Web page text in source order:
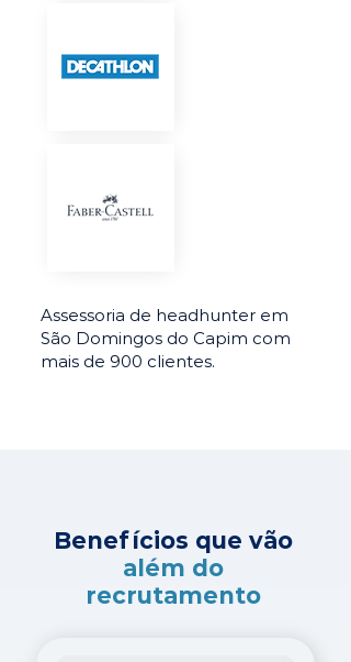
Assessoria de headhunter em
São Domingos do Capim com
mais de 900 clientes.
Benefícios que vão
além do
recrutamento